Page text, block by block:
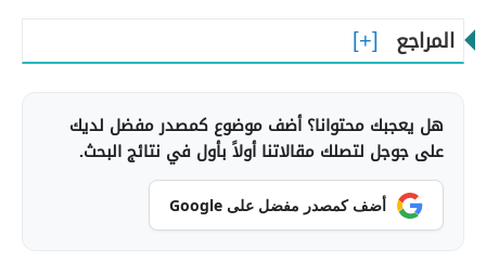
المراجع
هل يعجبك محتوانا؟ أضف موضوع كمصدر مفضل لديك
على جوجل لتصلك مقالاتنا أولاً بأول في نتائج البحث.
أضف كمصدر مفضل على Google